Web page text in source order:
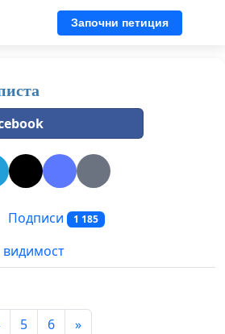
Започни петиция
Подписи 1 185
5 6 »